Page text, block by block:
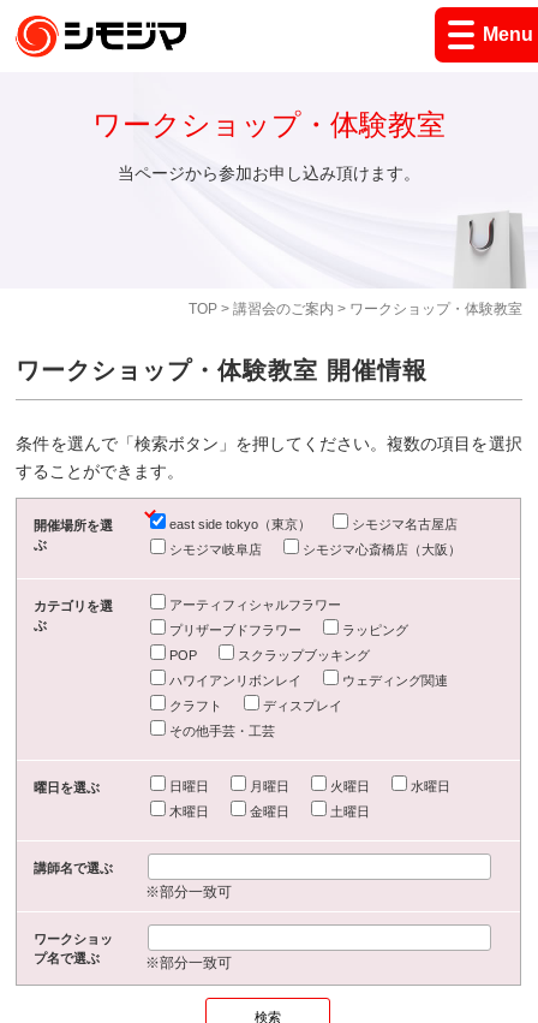
Menu
TOP> 講習会のご案内 > ワークショップ・体験教室
ワークショップ・体験教室
当ページから参加お申し込み頂けます。
ワークショップ・体験教室 開催情報
条件を選んで「検索ボタン」を押してください。複数の項目を選択
することができます。
開催場所を選
ぶ
east side tokyo（東京）
シモジマ名古屋店
シモジマ岐阜店
シモジマ心斎橋店（大阪）
カテゴリを選
ぶ
アーティフィシャルフラワー
プリザーブドフラワー
ラッピング
POP
スクラップブッキング
ハワイアンリボンレイ
ウェディング関連
クラフト
ディスプレイ
その他手芸・工芸
曜日を選ぶ 日曜日 月曜日 火曜日
水曜日
木曜日
金曜日 土曜日
講師名で選ぶ
※部分一致可
ワークショッ
プ名で選ぶ
※部分一致可